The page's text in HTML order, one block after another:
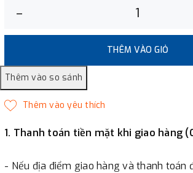
–
THÊM VÀO GIỎ
1. Thanh toán tiền mặt khi giao hàng
- Nếu địa điểm giao hàng và thanh toán